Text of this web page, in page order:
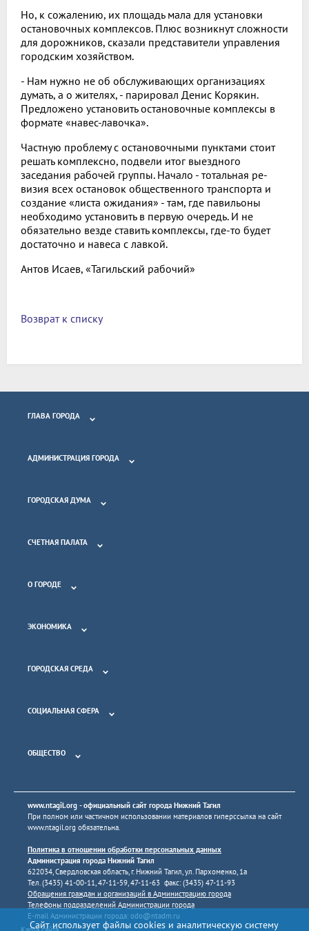
Но, к сожалению, их площадь мала для установки
остановоч­ных комплексов. Плюс возник­нут сложности
для дорожников, сказали представители управ­ления
городским хозяйством.
- Нам нужно не об обслужива­ющих организациях
думать, а о жителях, - парировал Денис Ко­рякин.
Предложено установить остановочные комплексы в
фор­мате «навес-лавочка».
Частную проблему с оста­новочными пунктами стоит
ре­шать комплексно, подвели итог выездного
заседания рабочей группы. Начало - тотальная ре­
визия всех остановок обще­ственного транспорта и
созда­ние «листа ожидания» - там, где павильоны
необходимо уста­новить в первую очередь. И не
обязательно везде ставить ком­плексы, где-то будет
достаточно и навеса с лавкой.
Антов Исаев, «Тагильский рабочий»
Возврат к списку
ГЛАВА ГОРОДА
АДМИНИСТРАЦИЯ ГОРОДА
ГОРОДСКАЯ ДУМА
СЧЕТНАЯ ПАЛАТА
О ГОРОДЕ
ЭКОНОМИКА
ГОРОДСКАЯ СРЕДА
СОЦИАЛЬНАЯ СФЕРА
ОБЩЕСТВО
www.ntagil.org - официальный сайт города Нижний Тагил
При полном или частичном использовании материалов гиперссылка на сайт
www.ntagil.org обязательна.
Политика в отношении обработки персональных данных
Администрация города Нижний Тагил
622034, Свердловская область, г. Нижний Тагил, ул. Пархоменко, 1а
Тел. (3435) 41-00-11, 47-11-59, 47-11-63 факс: (3435) 47-11-93
Обращения граждан и организаций в Администрацию города
Телефоны подразделений Администрации города
E-mail Администрации города: odo@ntadm.ru
Сайт использует файлы cookies и аналитическую систему